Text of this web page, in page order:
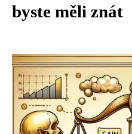
byste měli znát